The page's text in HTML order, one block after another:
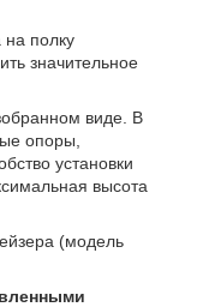
на полку
значительное
виде. В
опоры,
установки
высота
(модель